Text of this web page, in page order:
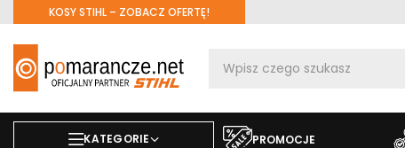
KOSY STIHL – ZOBACZ OFERTĘ!
KATEGORIE PROMOCJE